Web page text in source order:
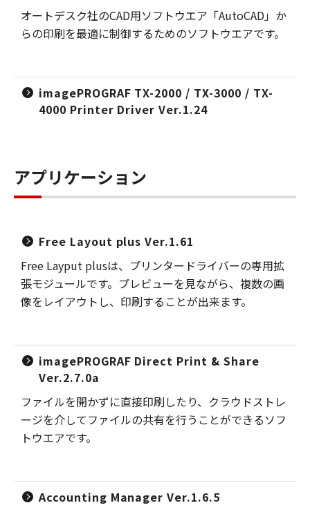
オートデスク社のCAD用ソフトウエア「AutoCAD」か
らの印刷を最適に制御するためのソフトウエアです。
imagePROGRAF TX-2000 / TX-3000 / TX-
4000 Printer Driver Ver.1.24
アプリケーション
Free Layout plus Ver.1.61
Free Layput plusは、プリンタードライバーの専用拡
張モジュールです。プレビューを見ながら、複数の画
像をレイアウトし、印刷することが出来ます。
imagePROGRAF Direct Print & Share
Ver.2.7.0a
ファイルを開かずに直接印刷したり、クラウドストレ
ージを介してファイルの共有を行うことができるソフ
トウエアです。
Accounting Manager Ver.1.6.5